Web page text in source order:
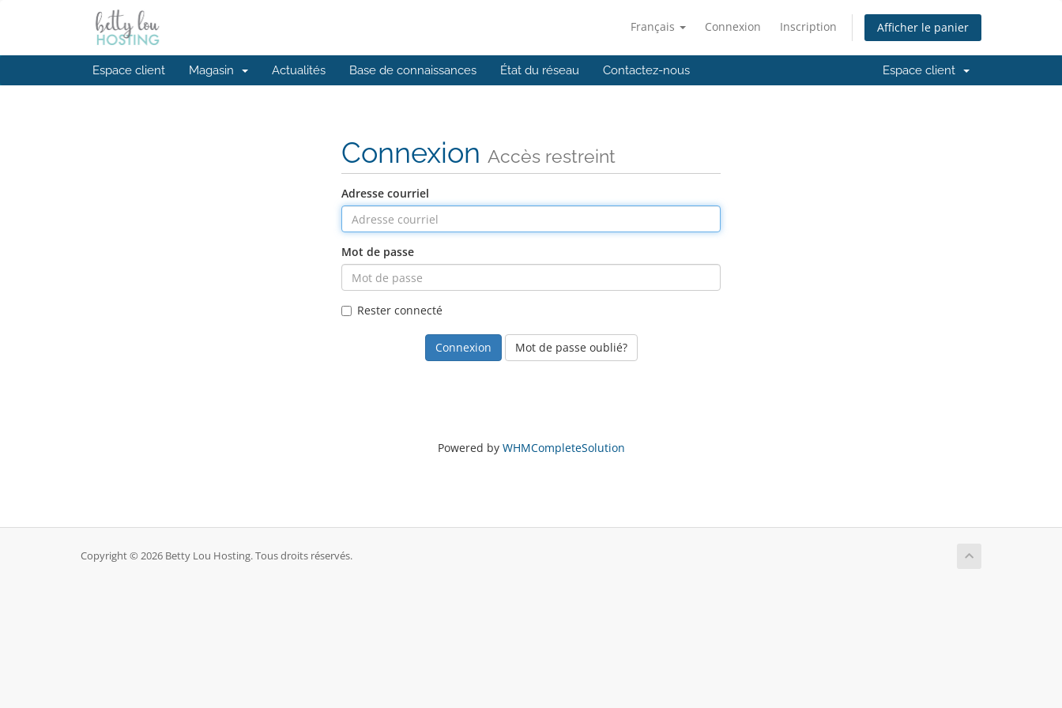
Français Connexion Inscription Afficher le panier
Espace client Magasin Actualités Base de connaissances État du réseau Contactez-nous Espace client
Connexion Accès restreint
Adresse courriel
Mot de passe
Rester connecté
Mot de passe oublié?
Powered by WHMCompleteSolution
Copyright © 2026 Betty Lou Hosting. Tous droits réservés.